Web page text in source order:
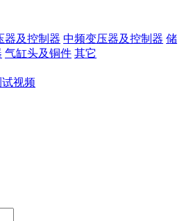
器及控制器 中频变压器及控制器 储
气缸头及铜件 其它
视频